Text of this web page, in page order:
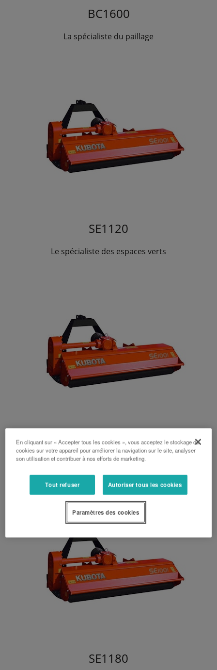
BC1600
La spécialiste du paillage
SE1120
Le spécialiste des espaces verts
SE1150
SE1180
En cliquant sur « Accepter tous les cookies », vous acceptez le stockage de
cookies sur votre appareil pour améliorer la navigation sur le site, analyser
son utilisation et contribuer à nos efforts de marketing.
Tout refuser Autoriser tous les cookies
Paramètres des cookies